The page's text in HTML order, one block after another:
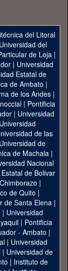
del Litoral
Universidad del
de Loja|
| Universidad
Estatal de
de Ambato |
de los Andes|
| Pontificia
| Universidad
Universidad
de las
Universidad de
de Machala|
Nacional
de Bolivar
|
de Quito |
de Santa Elena|
| Universidad
| Pontificia
- Ambato |
| Universidad
| Universidad de
| Instituto de